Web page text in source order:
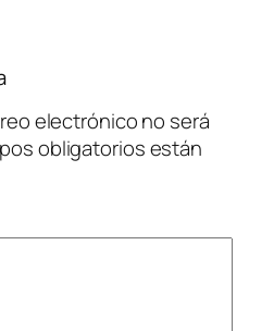
electrónico no será
obligatorios están